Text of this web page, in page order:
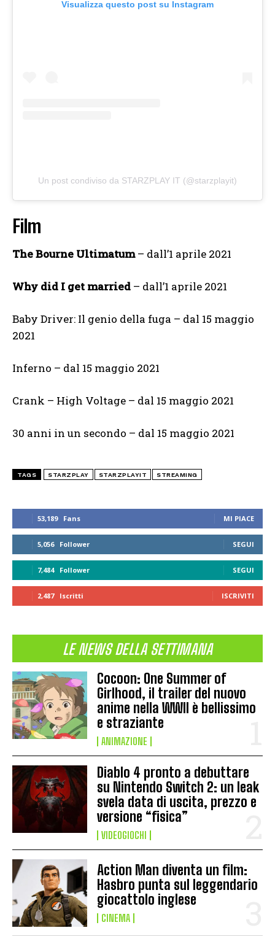
53,189 Fans MI PIACE
5,056 Follower SEGUI
7,484 Follower SEGUI
2,487 Iscritti ISCRIVITI
LE NEWS DELLA SETTIMANA
Cocoon: One Summer of
Girlhood, il trailer del nuovo
anime nella WWII è bellissimo
e straziante
ANIMAZIONE
Diablo 4 pronto a debuttare
su Nintendo Switch 2: un leak
svela data di uscita, prezzo e
versione “fisica”
VIDEOGIOCHI
Action Man diventa un film:
Hasbro punta sul leggendario
giocattolo inglese
CINEMA
Visualizza questo post su Instagram
Un post condiviso da STARZPLAY IT (@starzplayit)
Film
The Bourne Ultimatum– dall’1 aprile 2021
Why did I get married – dall’1 aprile 2021
Baby Driver: Il genio della fuga – dal 15 maggio
2021
Inferno – dal 15 maggio 2021
Crank – High Voltage – dal 15 maggio 2021
30 anni in un secondo – dal 15 maggio 2021
TAGS STARZPLAY STARZPLAYIT STREAMING